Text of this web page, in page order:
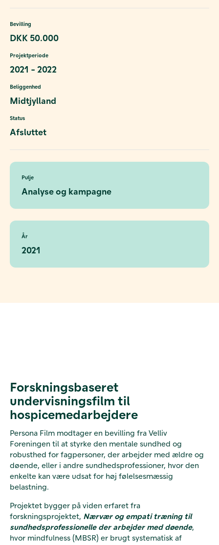
Bevilling
DKK 50.000
Projektperiode
2021 - 2022
Beliggenhed
Midtjylland
Status
Afsluttet
Pulje
Analyse og kampagne
År
2021
Forskningsbaseret
undervisningsfilm til
hospicemedarbejdere
Persona Film modtager en bevilling fra Velliv
Foreningen til at styrke den mentale sundhed og
robusthed for fagpersoner, der arbejder med ældre og
døende, eller i andre sundhedsprofessioner, hvor den
enkelte kan være udsat for høj følelsesmæssig
belastning.
Projektet bygger på viden erfaret fra
forskningsprojektet, Nærvær og empati træning til
sundhedsprofessionelle der arbejder med døende,
hvor mindfulness (MBSR) er brugt systematisk af